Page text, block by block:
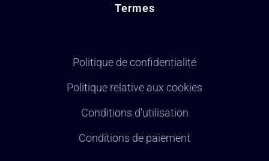
Termes
Politique de confidentialité
Politique relative aux cookies
Conditions d'utilisation
Conditions de paiement